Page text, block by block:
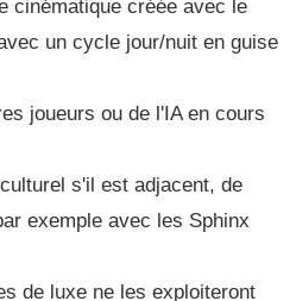
cinématique créée avec le
un cycle jour/nuit en guise
joueurs ou de l'IA en cours
s'il est adjacent, de
exemple avec les Sphinx
de luxe ne les exploiteront